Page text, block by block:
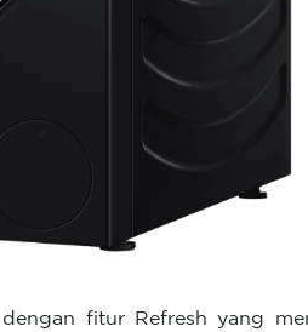
fitur Refresh yang